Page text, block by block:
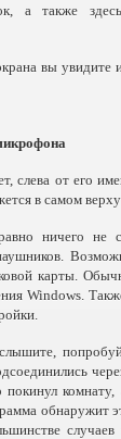
а также
вы
слева от его
в самом
ничего не
карты.
Windows.
обнаружит